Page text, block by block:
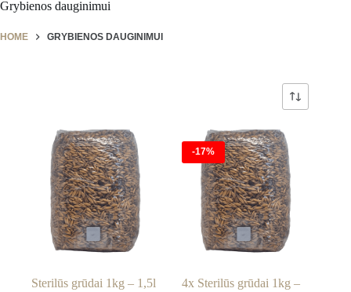
Grybienos dauginimui
HOME GRYBIENOS DAUGINIMUI
Sterilūs grūdai 1kg – 1,5l
-17%
4x Sterilūs grūdai 1kg –